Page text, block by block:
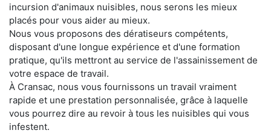
incursion d'animaux nuisibles, nous serons les mieux
placés pour vous aider au mieux.
Nous vous proposons des dératiseurs compétents,
disposant d'une longue expérience et d'une formation
pratique, qu'ils mettront au service de l'assainissement de
votre espace de travail.
À Cransac, nous vous fournissons un travail vraiment
rapide et une prestation personnalisée, grâce à laquelle
vous pourrez dire au revoir à tous les nuisibles qui vous
infestent.